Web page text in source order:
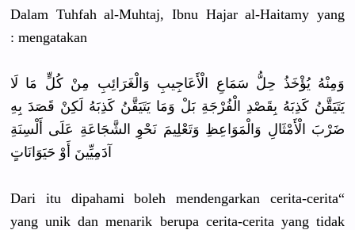
Dalam Tuhfah al-Muhtaj, Ibnu Hajar al-Haitamy yang
mengatakan :
وَمِنْهُ يُؤْخَذُ حِلُّ سَمَاعِ الْأَعَاجِيبِ وَالْغَرَائِبِ مِنْ كُلٍّ مَا لَا
يَتَيَقَّنُ كَذِبَهُ بِقَصْدِ الْفُرْجَةِ بَلْ وَمَا يَتَيَقَّنُ كَذِبَهُ لَكِنْ قَصَدَ بِهِ
ضَرْبَ الْأَمْثَالِ وَالْمَوَاعِظِ وَتَعْلِيمَ نَحْوِ الشَّجَاعَةِ عَلَى أَلْسِنَةِ
آدَمِيِّينَ أَوْ حَيَوَانَاتٍ
“Dari itu dipahami boleh mendengarkan cerita-cerita
yang unik dan menarik berupa cerita-cerita yang tidak